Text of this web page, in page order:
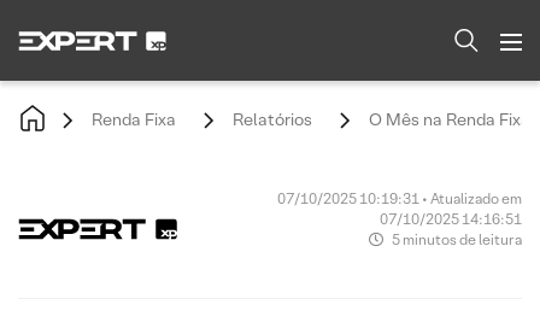
Renda Fixa Relatórios O Mês na Renda
07/10/2025 10:19:31 • Atualizado em
07/10/2025 14:16:51
5 minutos de leitura